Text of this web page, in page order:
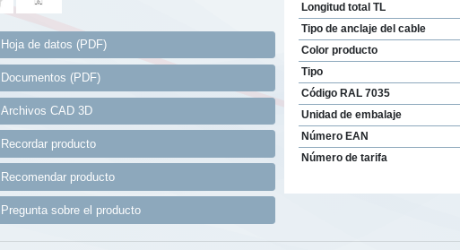
Hoja de datos (PDF)
Documentos (PDF)
Archivos CAD 3D
Recordar producto
Recomendar producto
Pregunta sobre el producto
Longitud total TL
Tipo de anclaje del cable
Color producto
Tipo
Código RAL 7035
Unidad de embalaje
Número EAN
Número de tarifa